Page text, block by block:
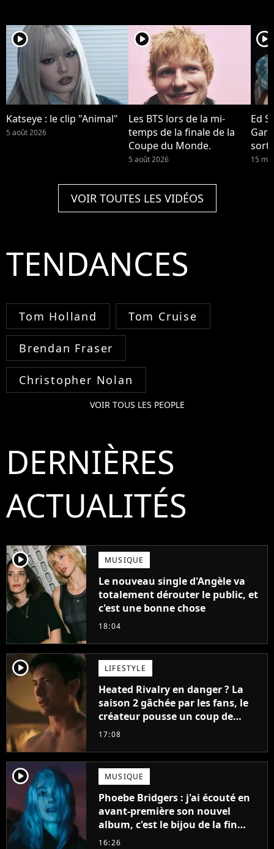
player2
Katseye : le clip "Animal"
5 août 2026
player2
Les BTS lors de la mi-
temps de la finale de la
Coupe du Monde.
5 août 2026
player2
Ed
15
VOIR TOUTES LES VIDÉOS
TENDANCES
Tom Holland Tom Cruise
Brendan Fraser
Christopher Nolan
VOIR TOUS LES PEOPLE
DERNIÈRES
ACTUALITÉS
player2 MUSIQUE
Le nouveau single d'Angèle va
totalement dérouter le public, et
c'est une bonne chose
18:04
player2 LIFESTYLE
Heated Rivalry en danger ? La
saison 2 gâchée par les fans, le
créateur pousse un coup de
gueule
17:08
player2 MUSIQUE
Phoebe Bridgers : j'ai écouté en
avant-première son nouvel
album, c'est le bijou de la fin
d'été
16:26